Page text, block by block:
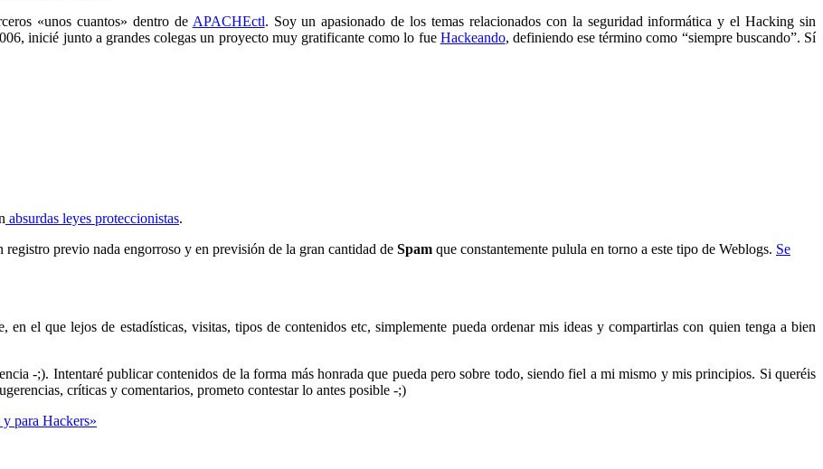
«unos cuantos» dentro de APACHEctl. Soy un apasionado de los temas relacionados con la seguridad informática y el Hacking sin
inicié junto a grandes colegas un proyecto muy gratificante como lo fue Hackeando, definiendo ese término como “siempre buscando”. Sí
absurdas leyes proteccionistas.
previo nada engorroso y en previsión de la gran cantidad de Spam que constantemente pulula en torno a este tipo de Weblogs. Se
en el que lejos de estadísticas, visitas, tipos de contenidos etc, simplemente pueda ordenar mis ideas y compartirlas con quien tenga a bien
-;). Intentaré publicar contenidos de la forma más honrada que pueda pero sobre todo, siendo fiel a mi mismo y mis principios. Si queréis
críticas y comentarios, prometo contestar lo antes posible -;)
para Hackers»